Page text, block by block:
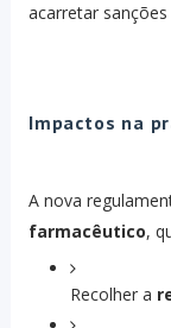
acarretar
Impactos na
A nova
farmacêutico,
Recolher a